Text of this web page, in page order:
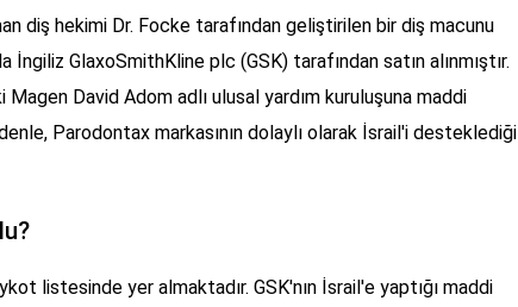
diş hekimi Dr. Focke tarafından geliştirilen bir diş macunu
İngiliz GlaxoSmithKline plc (GSK) tarafından satın alınmıştır.
Magen David Adom adlı ulusal yardım kuruluşuna maddi
Parodontax markasının dolaylı olarak İsrail'i desteklediği
listesinde yer almaktadır. GSK'nın İsrail'e yaptığı maddi